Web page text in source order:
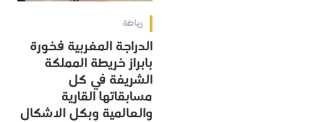
رياضة
الدراجة المغربية فخورة
بابراز خريطة المملكة
الشريفة في كل
مسابقاتها القارية
والعالمية وبكل الاشكال